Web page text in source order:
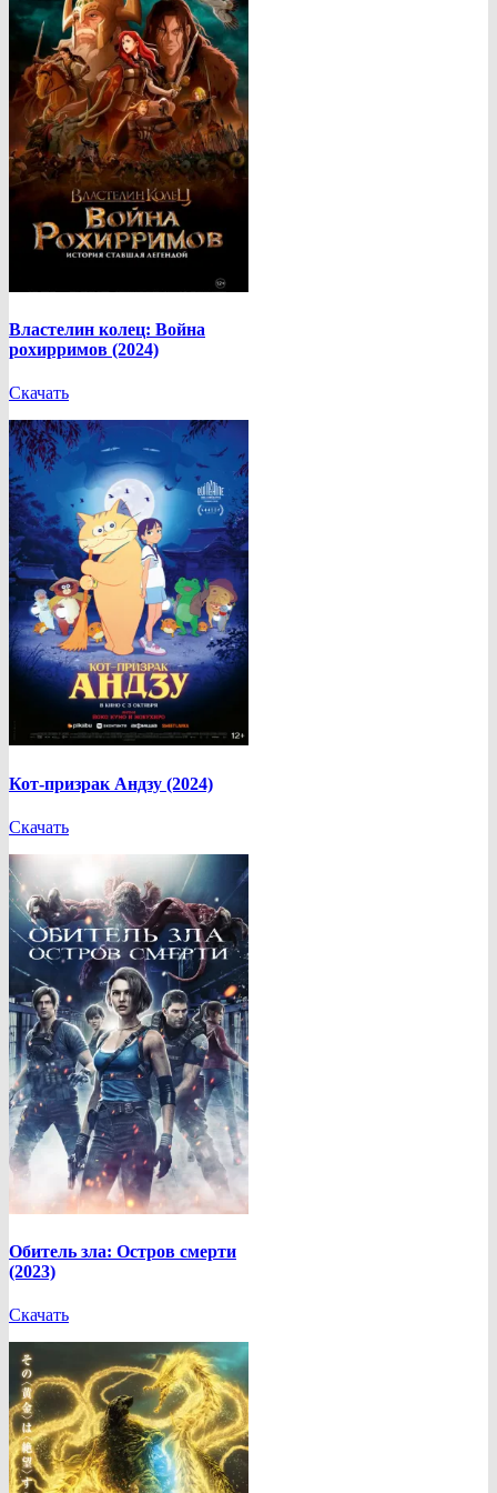
Властелин колец: Война
рохирримов (2024)
Скачать
Кот-призрак Андзу (2024)
Скачать
Обитель зла: Остров смерти
(2023)
Скачать